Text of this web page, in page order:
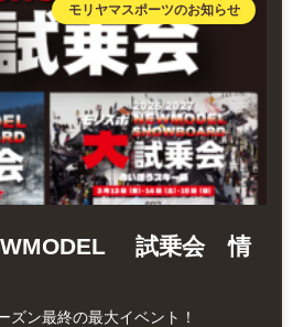
モリヤマスポーツのお知らせ
試乗会 情
ン最終の最大イベント！